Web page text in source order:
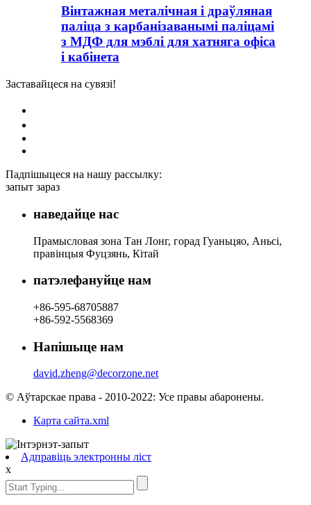
Вінтажная металічная і драўляная
паліца з карбанізаванымі паліцамі
з МДФ для мэблі для хатняга офіса
і кабінета
Заставайцеся на сувязі!
Падпішыцеся на нашу рассылку:
запыт зараз
наведайце нас
Прамысловая зона Тан Лонг, горад Гуаньцяо, Аньсі,
правінцыя Фуцзянь, Кітай
патэлефануйце нам
+86-595-68705887
+86-592-5568369
Напішыце нам
david.zheng@decorzone.net
© Аўтарскае права - 2010-2022: Усе правы абаронены.
Карта сайта.xml
Адправіць электронны ліст
x